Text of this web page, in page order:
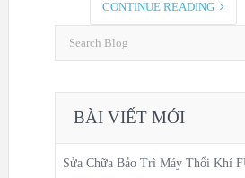
CONTINUE READING
BÀI VIẾT MỚI
Sửa Chữa Bảo Trì Máy Thổi Khí